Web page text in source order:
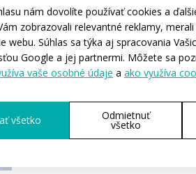
nám dovolíte používať cookies a
zobrazovali relevantné reklamy,
webu. Súhlas sa týka aj spracovania
Google a jej partnermi. Môžete sa
vaše osobné údaje a ako využíva
všetko Odmietnuť
všetko